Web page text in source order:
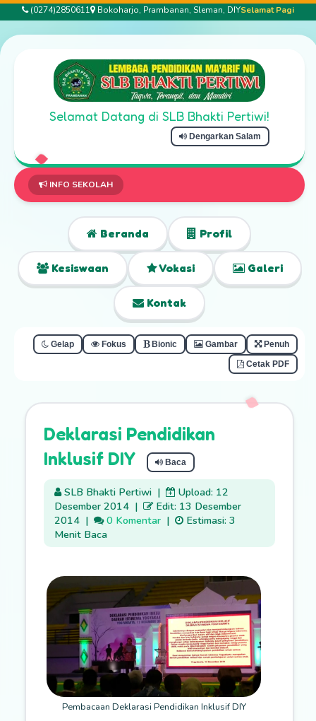
(0274)2850611 Bokoharjo, Prambanan, Sleman, DIYSelamat Pagi
Selamat Datang di SLB Bhakti Pertiwi!
Dengarkan Salam
INFO SEKOLAH Selamat
Beranda Profil
Kesiswaan Vokasi Galeri
Kontak
Gelap Fokus Bionic Gambar
Penuh
Cetak PDF
Deklarasi Pendidikan
Inklusif DIY
Baca
SLB Bhakti Pertiwi |
Upload: 12
Desember 2014 |
Edit: 13 Desember
2014 | 0 Komentar |
Estimasi: 3
Menit Baca
Pembacaan Deklarasi Pendidikan Inklusif DIY